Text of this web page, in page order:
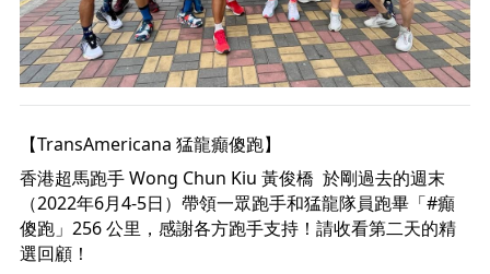
【TransAmericana 猛龍癲傻跑】
香港超馬跑手 Wong Chun Kiu 黃俊橋
  於剛過去的週末
（2022年6月4-5日）帶領一眾跑手和猛龍隊員跑畢「#癲
傻跑」256 公里，感謝各方跑手支持！請收看第二天的精
選回顧！